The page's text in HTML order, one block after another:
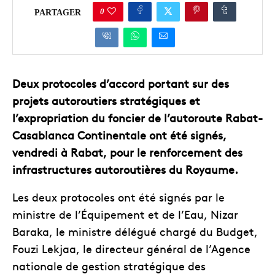
PARTAGER 0
Deux protocoles d’accord portant sur des
projets autoroutiers stratégiques et
l’expropriation du foncier de l’autoroute Rabat-
Casablanca Continentale ont été signés,
vendredi à Rabat, pour le renforcement des
infrastructures autoroutières du Royaume.
Les deux protocoles ont été signés par le
ministre de l’Équipement et de l’Eau, Nizar
Baraka, le ministre délégué chargé du Budget,
Fouzi Lekjaa, le directeur général de l’Agence
nationale de gestion stratégique des